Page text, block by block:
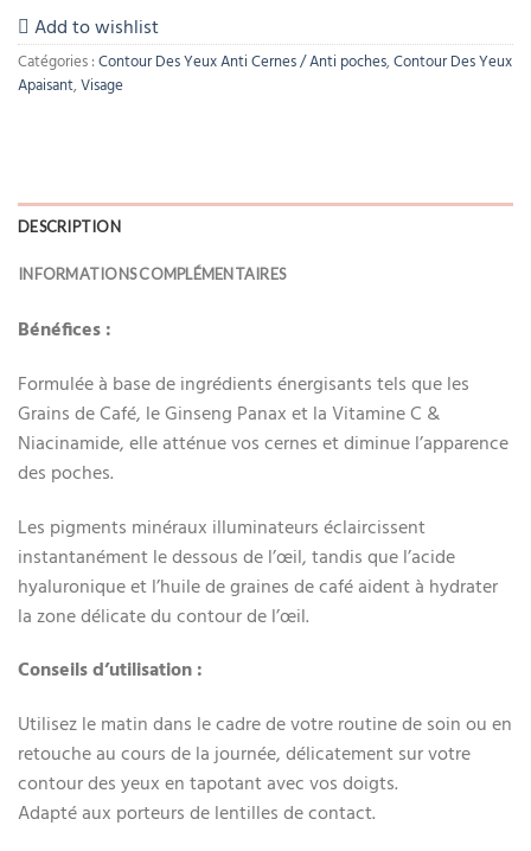
Add to wishlist
Catégories :Contour Des Yeux Anti Cernes / Anti poches,Contour Des Yeux
Apaisant,Visage
DESCRIPTION
INFORMATIONS COMPLÉMENTAIRES
Bénéfices :
Formulée à base de ingrédients énergisants tels que les
Grains de Café, le Ginseng Panax et la Vitamine C &
Niacinamide, elle atténue vos cernes et diminue l’apparence
des poches.
Les pigments minéraux illuminateurs éclaircissent
instantanément le dessous de l’œil, tandis que l’acide
hyaluronique et l’huile de graines de café aident à hydrater
la zone délicate du contour de l’œil.
Conseils d’utilisation :
Utilisez le matin dans le cadre de votre routine de soin ou en
retouche au cours de la journée, délicatement sur votre
contour des yeux en tapotant avec vos doigts.
Adapté aux porteurs de lentilles de contact.